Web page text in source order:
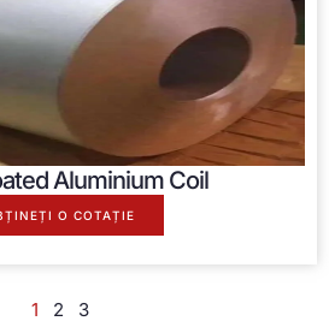
Aluminium Coil
O COTAȚIE
1 2 3